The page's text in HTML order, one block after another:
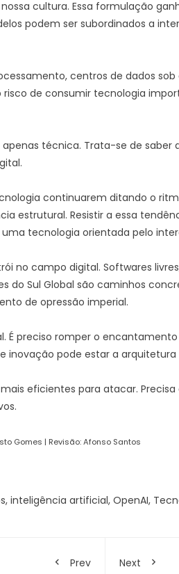
cultura. Essa formulação
podem ser subordinados a
centros de dados
risco de consumir tecnologia
técnica. Trata-se de saber
continuarem ditando o
estrutural. Resistir a essa
tecnologia orientada pelo
no campo digital. Softwares
do Sul Global são caminhos
de opressão imperial.
É preciso romper o
inovação pode estar a arquitetura
eficientes para atacar.
Gomes | Revisão: Afonso Santos
, inteligência artificial, OpenAI,
Prev Next